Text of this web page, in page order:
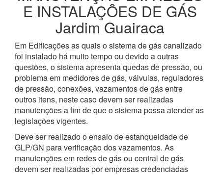
E INSTALAÇÔES DE GÁS
Jardim Guairaca
Em Edificações as quais o sistema de gás canalizado
foi instalado há muito tempo ou devido a outras
questões, o sistema apresenta quedas de pressão, ou
problema em medidores de gás, válvulas, reguladores
de pressão, conexões, vazamentos de gás entre
outros itens, neste caso devem ser realizadas
manutenções a fim de que o sistema possa atender as
legislações vigentes.
Deve ser realizado o ensaio de estanqueidade de
GLP/GN para verificação dos vazamentos. As
manutenções em redes de gás ou central de gás
devem ser realizadas por empresas credenciadas